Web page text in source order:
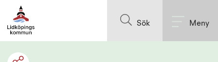
Sök Meny